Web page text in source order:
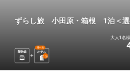
ずらし旅 小田原・箱根 1泊＜選
新幹線 ホテル
選べる
1 泊
大人1名